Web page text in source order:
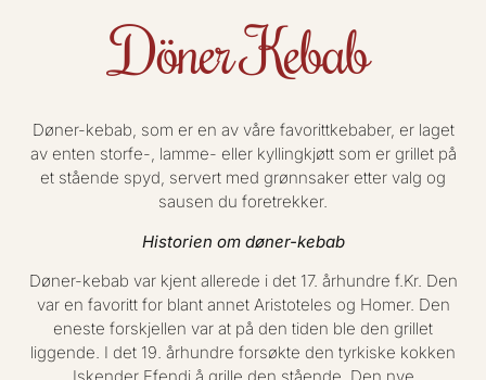
Döner Kebab
Døner-kebab, som er en av våre favorittkebaber, er laget
av enten storfe-, lamme- eller kyllingkjøtt som er grillet på
et stående spyd, servert med grønnsaker etter valg og
sausen du foretrekker.
Historien om døner-kebab
Døner-kebab var kjent allerede i det 17. århundre f.Kr. Den
var en favoritt for blant annet Aristoteles og Homer. Den
eneste forskjellen var at på den tiden ble den grillet
liggende. I det 19. århundre forsøkte den tyrkiske kokken